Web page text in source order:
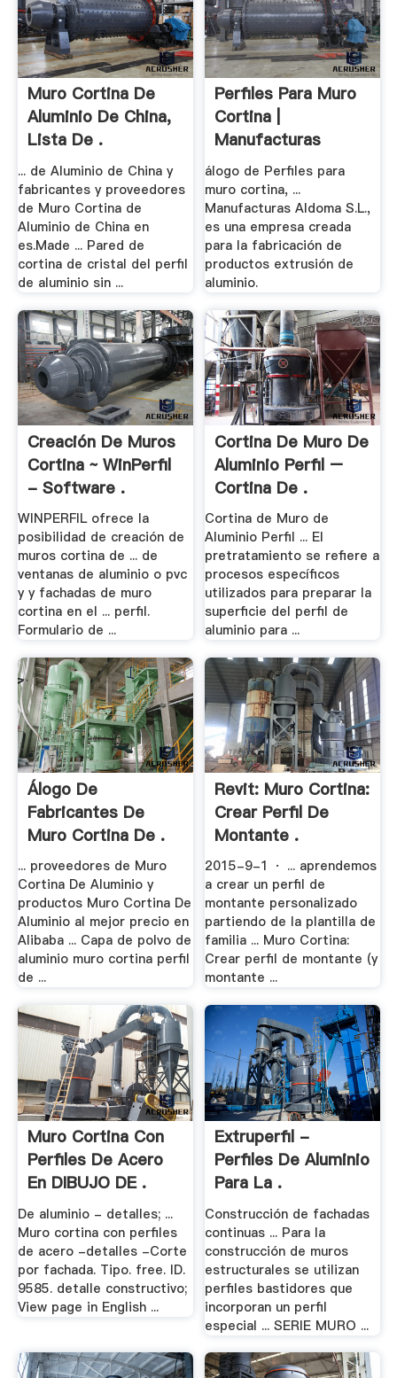
Muro Cortina De
Aluminio De China,
Lista De .
... de Aluminio de China y
fabricantes y proveedores
de Muro Cortina de
Aluminio de China en
es.Made ... Pared de
cortina de cristal del perfil
de aluminio sin ...
Perfiles Para Muro
Cortina |
Manufacturas
Aldoma
álogo de Perfiles para
muro cortina, ...
Manufacturas Aldoma S.L.,
es una empresa creada
para la fabricación de
productos extrusión de
aluminio.
Creación De Muros
Cortina ~ WinPerfil
- Software .
WINPERFIL ofrece la
posibilidad de creación de
muros cortina de ... de
ventanas de aluminio o pvc
y y fachadas de muro
cortina en el ... perfil.
Formulario de ...
Cortina De Muro De
Aluminio Perfil –
Cortina De .
Cortina de Muro de
Aluminio Perfil ... El
pretratamiento se refiere a
procesos específicos
utilizados para preparar la
superficie del perfil de
aluminio para ...
Álogo De
Fabricantes De
Muro Cortina De .
... proveedores de Muro
Cortina De Aluminio y
productos Muro Cortina De
Aluminio al mejor precio en
Alibaba ... Capa de polvo de
aluminio muro cortina perfil
de ...
Revit: Muro Cortina:
Crear Perfil De
Montante .
2015-9-1 · ... aprendemos
a crear un perfil de
montante personalizado
partiendo de la plantilla de
familia ... Muro Cortina:
Crear perfil de montante (y
montante ...
Muro Cortina Con
Perfiles De Acero
En DIBUJO DE .
De aluminio - detalles; ...
Muro cortina con perfiles
de acero -detalles -Corte
por fachada. Tipo. free. ID.
9585. detalle constructivo;
View page in English ...
Extruperfil -
Perfiles De Aluminio
Para La .
Construcción de fachadas
continuas ... Para la
construcción de muros
estructurales se utilizan
perfiles bastidores que
incorporan un perfil
especial ... SERIE MURO ...